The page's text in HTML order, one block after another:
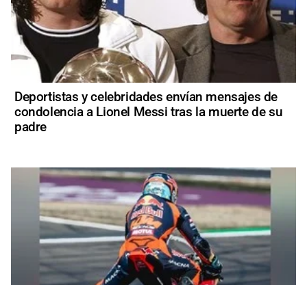
Deportistas y celebridades envían mensajes de
condolencia a Lionel Messi tras la muerte de su
padre